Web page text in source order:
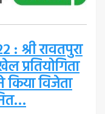
श्री रावतपुरा
प्रतियोगिता
विजेता